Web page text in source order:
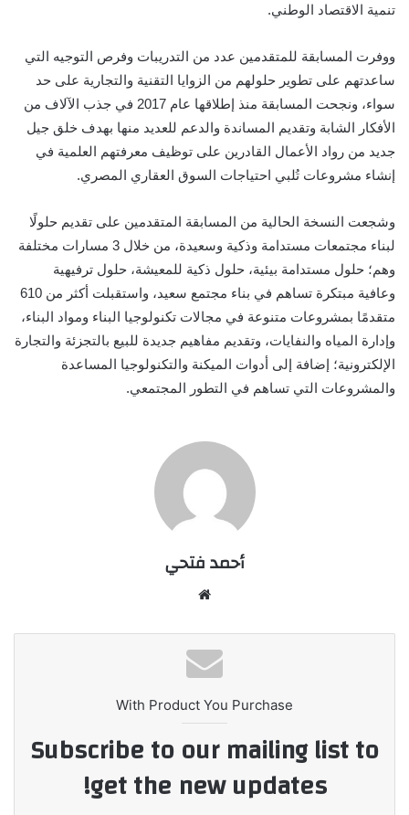
تنمية الاقتصاد الوطني.
ووفرت المسابقة للمتقدمين عدد من التدريبات وفرص التوجيه التي
ساعدتهم على تطوير حلولهم من الزوايا التقنية والتجارية على حد
سواء، ونجحت المسابقة منذ إطلاقها عام 2017 في جذب الآلاف من
الأفكار الشابة وتقديم المساندة والدعم للعديد منها بهدف خلق جيل
جديد من رواد الأعمال القادرين على توظيف معرفتهم العلمية في
إنشاء مشروعات تُلبي احتياجات السوق العقاري المصري.
وشجعت النسخة الحالية من المسابقة المتقدمين على تقديم حلولًا
لبناء مجتمعات مستدامة وذكية وسعيدة، من خلال 3 مسارات مختلفة
وهم؛ حلول مستدامة بيئية، حلول ذكية للمعيشة، حلول ترفيهية
وعافية مبتكرة تساهم في بناء مجتمع سعيد،
واستقبلت أكثر من 610
متقدمًا بمشروعات متنوعة في مجالات تكنولوجيا البناء ومواد البناء،
وإدارة المياه والنفايات، وتقديم مفاهيم جديدة للبيع بالتجزئة والتجارة
الإلكترونية؛ إضافة إلى أدوات الميكنة والتكنولوجيا المساعدة
والمشروعات التي تساهم في التطور المجتمعي.
أحمد فتحي
With Product You Purchase
Subscribe to our mailing list to
get the new updates!